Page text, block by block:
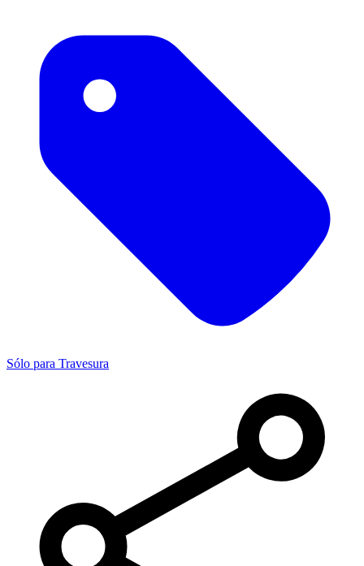
Sólo para Travesura